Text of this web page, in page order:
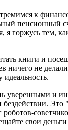
к
пенсионный
горжусь тем,
книги и
не
уверенными и
свои